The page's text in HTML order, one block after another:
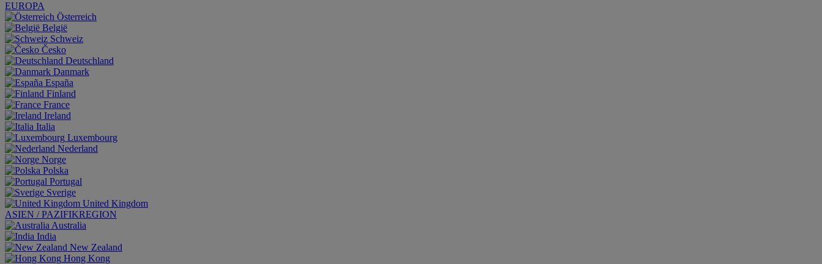
EUROPA
Österreich
België
Schweiz
Česko
Deutschland
Danmark
España
Finland
France
Ireland
Italia
Luxembourg
Nederland
Norge
Polska
Portugal
Sverige
United Kingdom
ASIEN / PAZIFIKREGION
Australia
India
New Zealand
Hong Kong